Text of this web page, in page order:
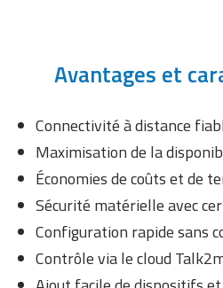
Avantages et
Connectivité à distance
Maximisation de la
Économies de coûts et de
Sécurité matérielle avec
Configuration rapide sans
Contrôle via le cloud